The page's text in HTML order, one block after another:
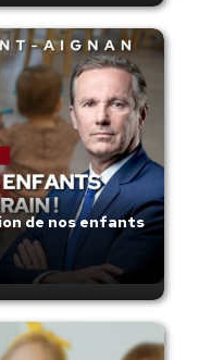
de nos enfants